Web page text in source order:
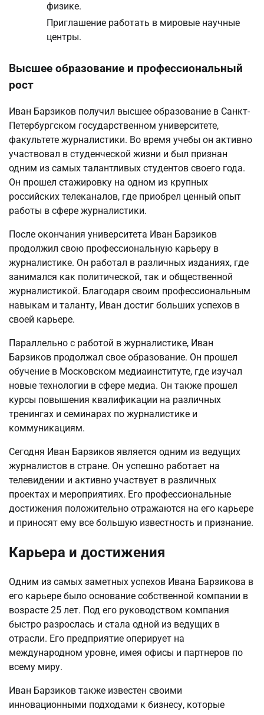
физике.
Приглашение работать в мировые научные
центры.
Высшее образование и профессиональный
рост
Иван Барзиков получил высшее образование в Санкт-
Петербургском государственном университете,
факультете журналистики. Во время учебы он активно
участвовал в студенческой жизни и был признан
одним из самых талантливых студентов своего года.
Он прошел стажировку на одном из крупных
российских телеканалов, где приобрел ценный опыт
работы в сфере журналистики.
После окончания университета Иван Барзиков
продолжил свою профессиональную карьеру в
журналистике. Он работал в различных изданиях, где
занимался как политической, так и общественной
журналистикой. Благодаря своим профессиональным
навыкам и таланту, Иван достиг больших успехов в
своей карьере.
Параллельно с работой в журналистике, Иван
Барзиков продолжал свое образование. Он прошел
обучение в Московском медиаинституте, где изучал
новые технологии в сфере медиа. Он также прошел
курсы повышения квалификации на различных
тренингах и семинарах по журналистике и
коммуникациям.
Сегодня Иван Барзиков является одним из ведущих
журналистов в стране. Он успешно работает на
телевидении и активно участвует в различных
проектах и мероприятиях. Его профессиональные
достижения положительно отражаются на его карьере
и приносят ему все большую известность и признание.
Карьера и достижения
Одним из самых заметных успехов Ивана Барзикова в
его карьере было основание собственной компании в
возрасте 25 лет. Под его руководством компания
быстро разрослась и стала одной из ведущих в
отрасли. Его предприятие оперирует на
международном уровне, имея офисы и партнеров по
всему миру.
Иван Барзиков также известен своими
инновационными подходами к бизнесу, которые